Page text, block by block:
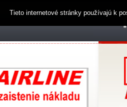
Tieto internetové stránky používajú k